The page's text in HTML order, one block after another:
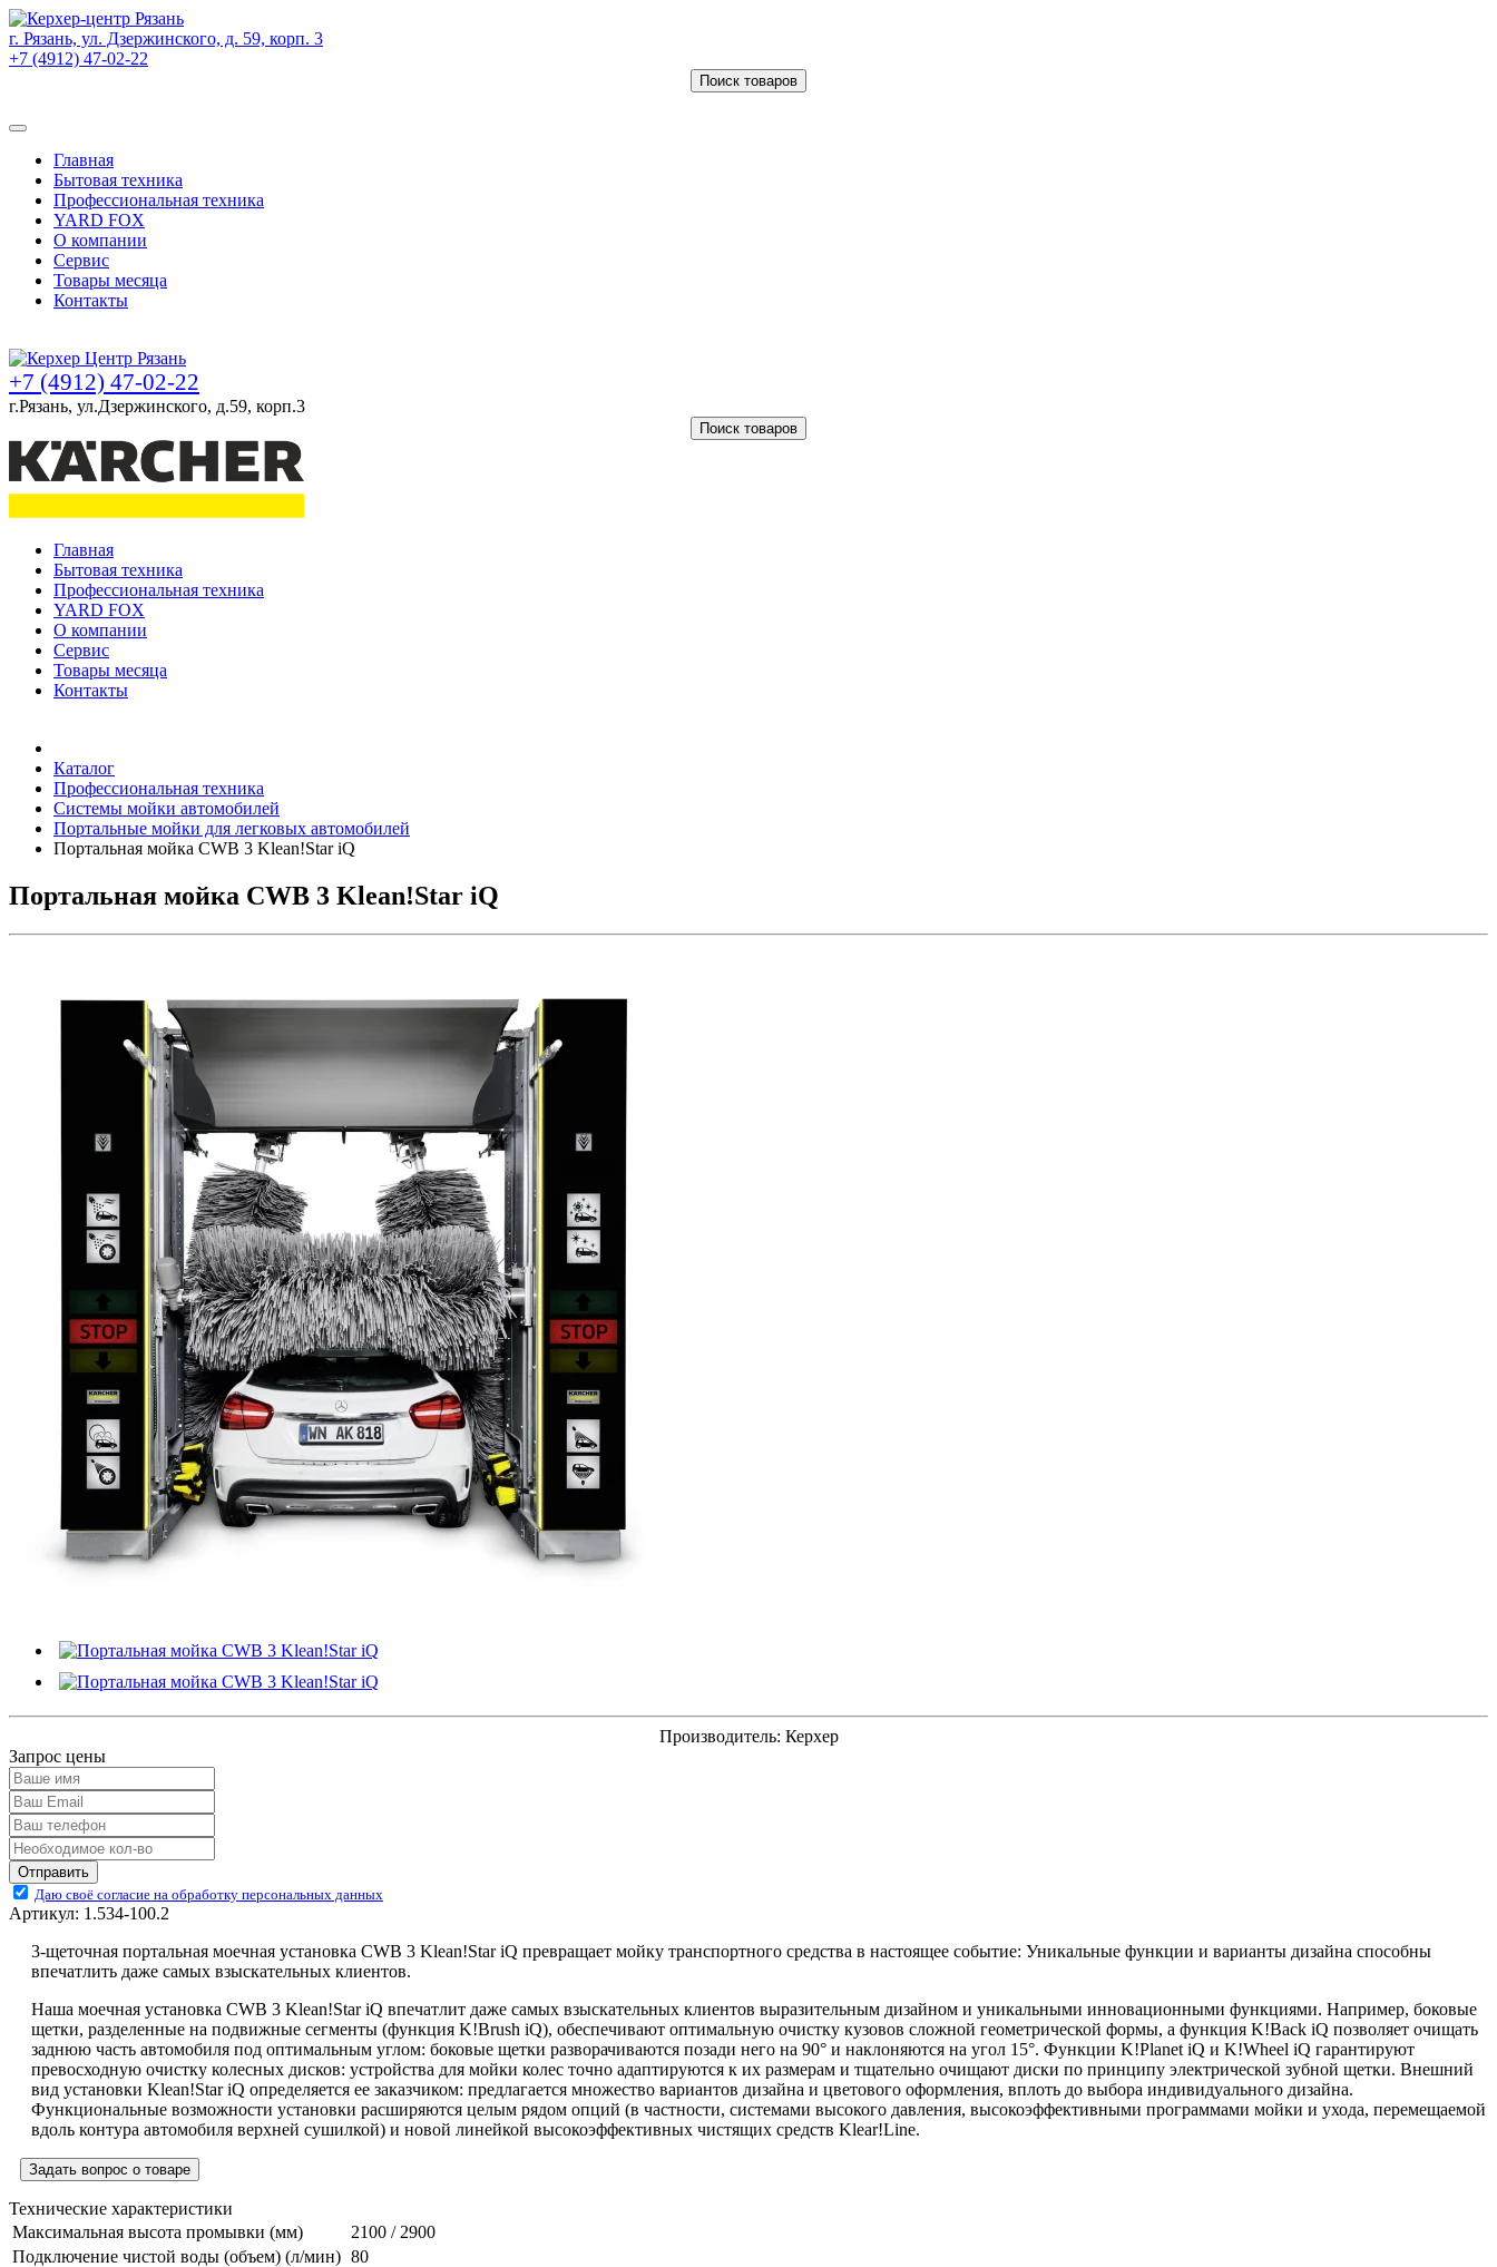
г. Рязань, ул. Дзержинского, д. 59, корп. 3
+7 (4912) 47-02-22
Поиск товаров
Главная
Бытовая техника
Профессиональная техника
YARD FOX
О компании
Сервис
Товары месяца
Контакты
+7 (4912) 47-02-22
г.Рязань, ул.Дзержинского, д.59, корп.3
Поиск товаров
Главная
Бытовая техника
Профессиональная техника
YARD FOX
О компании
Сервис
Товары месяца
Контакты
Каталог
Профессиональная техника
Системы мойки автомобилей
Портальные мойки для легковых автомобилей
Портальная мойка CWB 3 Klean!Star iQ
Портальная мойка CWB 3 Klean!Star iQ
Производитель: Керхер
Запрос цены
Отправить
Даю своё согласие на обработку персональных данных
Артикул: 1.534-100.2
3-щеточная портальная моечная установка CWB 3 Klean!StariQ превращает мойку транспортного средства в настоящее событие: Уникальные функции и варианты дизайна способны
впечатлить даже самых взыскательных клиентов.
Наша моечная установка CWB 3 Klean!StariQ впечатлит даже самых взыскательных клиентов выразительным дизайном и уникальными инновационными функциями. Например, боковые
щетки, разделенные на подвижные сегменты (функция K!Brush iQ), обеспечивают оптимальную очистку кузовов сложной геометрической формы, а функция K!Back iQ позволяет очищать
заднюю часть автомобиля под оптимальным углом: боковые щетки разворачиваются позади него на 90° и наклоняются на угол 15°. Функции K!Planet iQ и K!Wheel iQ гарантируют
превосходную очистку колесных дисков: устройства для мойки колес точно адаптируются к их размерам и тщательно очищают диски по принципу электрической зубной щетки. Внешний
вид установки Klean!StariQ определяется ее заказчиком: предлагается множество вариантов дизайна и цветового оформления, вплоть до выбора индивидуального дизайна.
Функциональные возможности установки расширяются целым рядом опций (в частности, системами высокого давления, высокоэффективными программами мойки и ухода, перемещаемой
вдоль контура автомобиля верхней сушилкой) и новой линейкой высокоэффективных чистящих средств Klear!Line.
Задать вопрос о товаре
Технические характеристики
Максимальная высота промывки (мм)
2100 / 2900
Подключение чистой воды (объем) (л/мин) 80